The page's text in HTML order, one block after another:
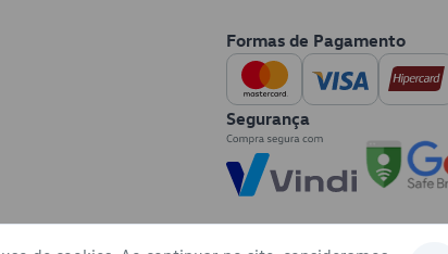
Formas de Pagamento
Segurança